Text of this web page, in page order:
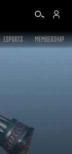
ESPORTS MEMBERSHIP